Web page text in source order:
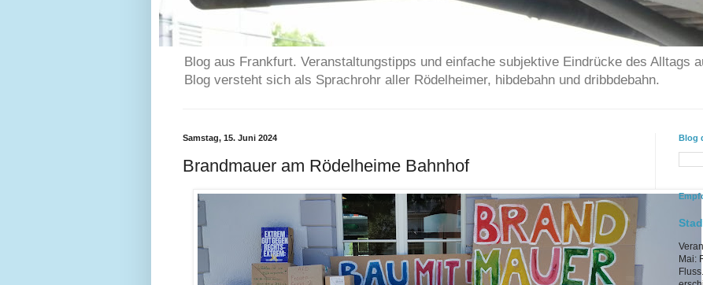
Blog aus Frankfurt. Veranstaltungstipps und einfache subjektive Eindrücke des Alltags
Blog versteht sich als Sprachrohr aller Rödelheimer, hibdebahn und dribbdebahn.
Samstag, 15. Juni 2024
Brandmauer am Rödelheime Bahnhof
Blog
Mai: